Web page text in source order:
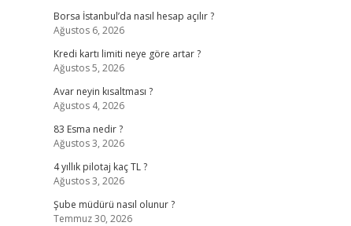
Borsa İstanbul’da nasıl hesap açılır ?
Ağustos 6, 2026
Kredi kartı limiti neye göre artar ?
Ağustos 5, 2026
Avar neyin kısaltması ?
Ağustos 4, 2026
83 Esma nedir ?
Ağustos 3, 2026
4 yıllık pilotaj kaç TL ?
Ağustos 3, 2026
Şube müdürü nasıl olunur ?
Temmuz 30, 2026